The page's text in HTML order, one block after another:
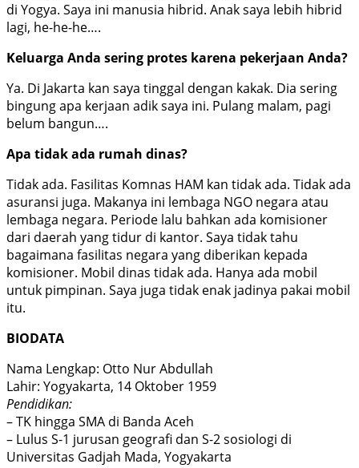
di Yogya. Saya ini manusia hibrid. Anak saya lebih hibrid
lagi, he-he-he….
Keluarga Anda sering protes karena pekerjaan Anda?
Ya. Di Jakarta kan saya tinggal dengan kakak. Dia sering
bingung apa kerjaan adik saya ini. Pulang malam, pagi
belum bangun….
Apa tidak ada rumah dinas?
Tidak ada. Fasilitas Komnas HAM kan tidak ada. Tidak ada
asuransi juga. Makanya ini lembaga NGO negara atau
lembaga negara. Periode lalu bahkan ada komisioner
dari daerah yang tidur di kantor. Saya tidak tahu
bagaimana fasilitas negara yang diberikan kepada
komisioner. Mobil dinas tidak ada. Hanya ada mobil
untuk pimpinan. Saya juga tidak enak jadinya pakai mobil
itu.
BIODATA
Nama Lengkap: Otto Nur Abdullah
Lahir: Yogyakarta, 14 Oktober 1959
Pendidikan:
– TK hingga SMA di Banda Aceh
– Lulus S-1 jurusan geografi dan S-2 sosiologi di
Universitas Gadjah Mada, Yogyakarta